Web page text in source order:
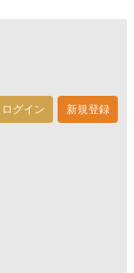
ログイン 新規登録